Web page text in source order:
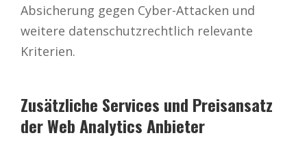
Absicherung gegen Cyber-Attacken und
weitere datenschutzrechtlich relevante
Kriterien.
Zusätzliche Services und Preisansatz
der Web Analytics Anbieter